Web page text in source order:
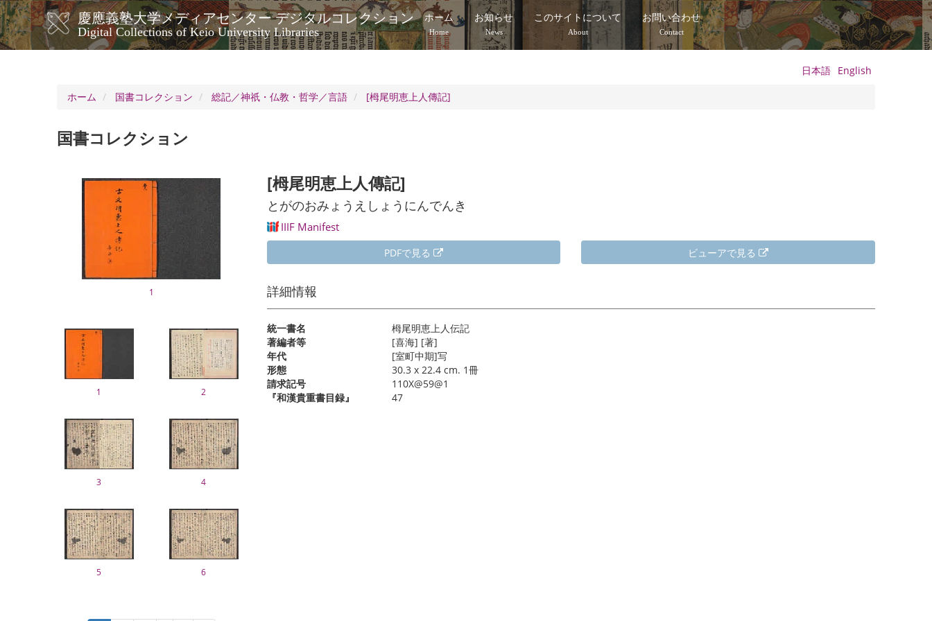
メ
イ
ン
コ
慶應義塾大学メディアセンター デジタルコレクション
Digital Collections of Keio University Libraries
メ
イ
ビ
ー
シ
ホーム
Home
お知らせ
News
このサイトについて
About
お問い合わせ
Contact
日本語 English
ホーム
国書コレクション 総記／神祇・仏教・哲学／言語 [栂尾明恵上人傳記]
国書コレクション
1
1 2
3 4
5 6
[栂尾明恵上人傳記]
とがのおみょうえしょうにんでんき
IIIF Manifest
PDFで見る ビューアで見る
詳細情報
統一書名
栂尾明恵上人伝記
著編者等
[喜海] [著]
年代
[室町中期]写
形態
30.3 x 22.4 cm. 1冊
請求記号
110X@59@1
『和漢貴重書目録』
47